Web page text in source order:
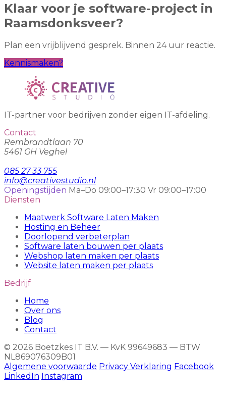
Klaar voor je software-project in
Raamsdonksveer?
Plan een vrijblijvend gesprek. Binnen 24 uur reactie.
Kennismaken?
IT-partner voor bedrijven zonder eigen IT-afdeling.
Contact
Rembrandtlaan 70
5461 GH Veghel
085 27 33 755
info@creativestudio.nl
Openingstijden Ma–Do 09:00–17:30 Vr 09:00–17:00
Diensten
Maatwerk Software Laten Maken
Hosting en Beheer
Doorlopend verbeterplan
Software laten bouwen per plaats
Webshop laten maken per plaats
Website laten maken per plaats
Bedrijf
Home
Over ons
Blog
Contact
© 2026 Boetzkes IT B.V. — KvK 99649683 — BTW
NL869076309B01
Algemene voorwaarde Privacy Verklaring Facebook
LinkedIn Instagram